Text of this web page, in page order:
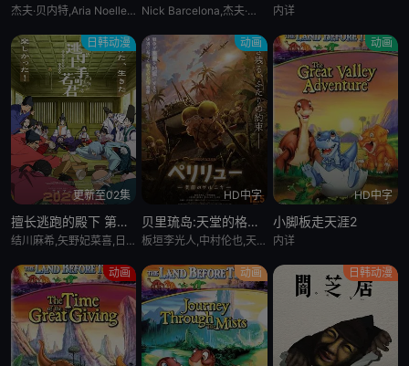
杰夫·贝内特,Aria Noelle Curzon,托马斯·戴克,米丽亚姆·福林,乔恩·因戈尔,Bradon La Croix Nick Barcelona,杰夫·贝内特,南茜·卡特莱特,艾莉娅·诺埃尔·柯曾,托马斯·戴克,米丽亚姆·福林 内详
日韩动漫
更新至02集
擅长逃跑的殿下 第二季
结川麻希,矢野妃菜喜,日野麻里,铃代纱弓,悠木碧,户谷菊之介,中村悠一,小西克幸
动画
HD中字
贝里琉岛:天堂的格尔尼卡:
板垣李光人,中村伦也,天野宏郷,藤井雄太,茂木たかまさ,三上瑛士
动画
HD中字
小脚板走天涯2
内详
动画 动画 日韩动漫